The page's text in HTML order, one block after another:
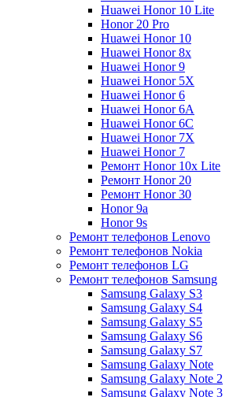
Huawei Honor 10 Lite
Honor 20 Pro
Huawei Honor 10
Huawei Honor 8x
Huawei Honor 9
Huawei Honor 5X
Huawei Honor 6
Huawei Honor 6A
Huawei Honor 6C
Huawei Honor 7X
Huawei Honor 7
Ремонт Honor 10x Lite
Ремонт Honor 20
Ремонт Honor 30
Honor 9a
Honor 9s
Ремонт телефонов Lenovo
Ремонт телефонов Nokia
Ремонт телефонов LG
Ремонт телефонов Samsung
Samsung Galaxy S3
Samsung Galaxy S4
Samsung Galaxy S5
Samsung Galaxy S6
Samsung Galaxy S7
Samsung Galaxy Note
Samsung Galaxy Note 2
Samsung Galaxy Note 3